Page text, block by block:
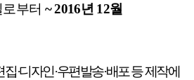
부터 ~ 2016년 12월
집·디자인·우편발송·배포 등 제작에